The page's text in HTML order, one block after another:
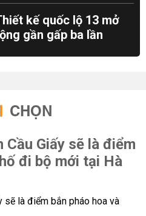
kế quốc lộ 13 mở
gần gấp ba lần
CHỌN
Cầu Giấy sẽ là điểm
đi bộ mới tại Hà